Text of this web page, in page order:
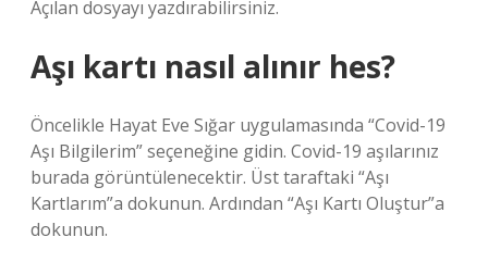
Açılan dosyayı yazdırabilirsiniz.
Aşı kartı nasıl alınır hes?
Öncelikle Hayat Eve Sığar uygulamasında “Covid-19
Aşı Bilgilerim” seçeneğine gidin. Covid-19 aşılarınız
burada görüntülenecektir. Üst taraftaki “Aşı
Kartlarım”a dokunun. Ardından “Aşı Kartı Oluştur”a
dokunun.